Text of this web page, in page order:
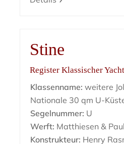
Stine
Register Klassischer
Klassenname: weitere
Nationale 30 qm U-
Segelnummer: U
Werft: Matthiesen &
Konstrukteur: Henry